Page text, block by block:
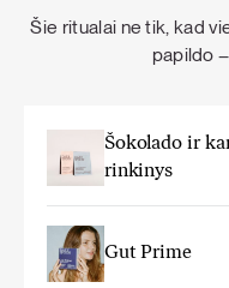
Šie ritualai ne tik, kad
papildo
Šokolado ir
rinkinys
Gut Prime